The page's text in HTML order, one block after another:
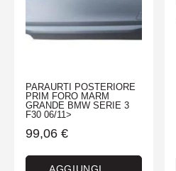
PARAURTI POSTERIORE
PRIM FORO MARM
GRANDE BMW SERIE 3
F30 06/11>
99,06 €